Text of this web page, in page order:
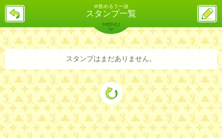
＠飲めるラー油
スタンプ一覧
戻
ス
投
稿
バックナンバー 詳細検索 ランキング
MENU
スタンプはまだありません。